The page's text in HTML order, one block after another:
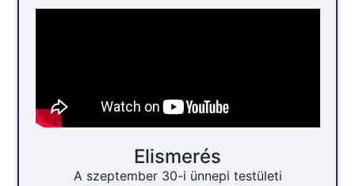
Elismerés
A szeptember 30-i ünnepi testületi